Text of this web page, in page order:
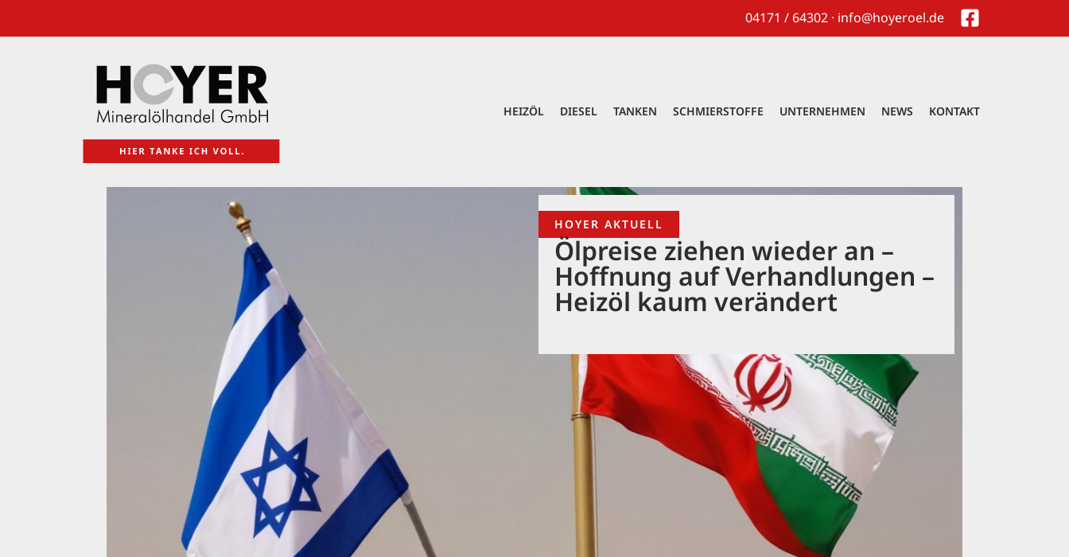
04171 / 64302 · info@hoyeroel.de
HEIZÖL DIESEL TANKEN SCHMIERSTOFFE UNTERNEHMEN NEWS KONTAKT
HOYER AKTUELL
Ölpreise ziehen wieder an –
Hoffnung auf Verhandlungen –
Heizöl kaum verändert